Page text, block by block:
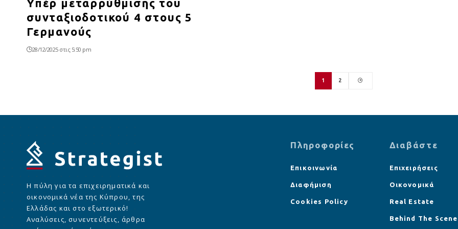
Υπέρ μεταρρύθμισης του
συνταξιοδοτικού 4 στους 5
Γερμανούς
28/12/2025 στις 5:50 pm
1 2
Η πύλη για τα επιχειρηματικά και
οικονομικά νέα της Κύπρου, της
Ελλάδας και στο εξωτερικό!
Αναλύσεις, συνεντεύξεις, άρθρα
Πληροφορίες
Επικοινωνία
Διαφήμιση
Cookies Policy
Διαβάστε
Επιχειρήσεις
Οικονομικά
Real Estate
Behind The